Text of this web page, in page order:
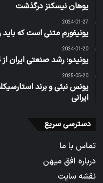
یوهان نیسکنز درگذشت
2024-01-27
یونیفورم متنی است که
2024-01-20
یونیدو: رشد صنعتی ایران از 164 کشور جهان بیشتر شد
2025-05-20
یونس نبئی و برند
ایرانی
دسترسی سریع
تماس با ما
درباره افق میهن
نقشه سایت